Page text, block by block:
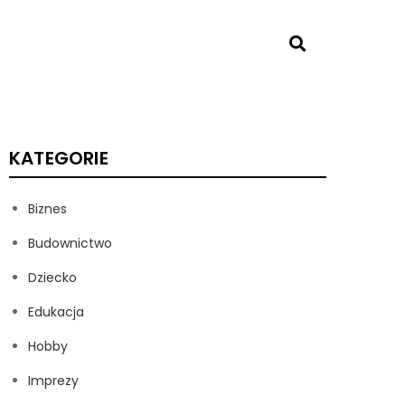
KATEGORIE
Biznes
Budownictwo
Dziecko
Edukacja
Hobby
Imprezy